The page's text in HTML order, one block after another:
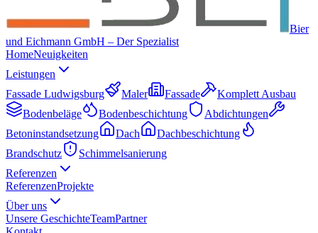
Bier
und Eichmann GmbH – Der Spezialist
HomeNeuigkeiten
Leistungen
Fassade Ludwigsburg
Maler Fassade
Komplett Ausbau
Bodenbeläge
Bodenbeschichtung
Abdichtungen
Betoninstandsetzung
Dach
Dachbeschichtung
Brandschutz
Schimmelsanierung
Referenzen
ReferenzenProjekte
Über uns
Unsere GeschichteTeamPartner